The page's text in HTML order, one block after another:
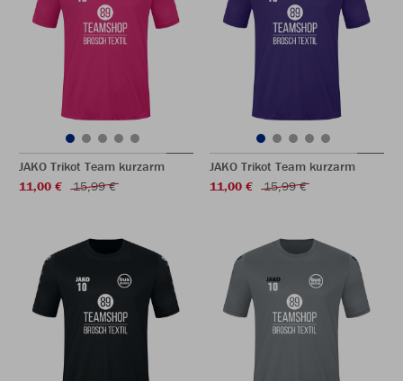
JAKO Trikot Team kurzarm
11,00 €
15,99 €
JAKO Trikot Team kurzarm
11,00 €
15,99 €